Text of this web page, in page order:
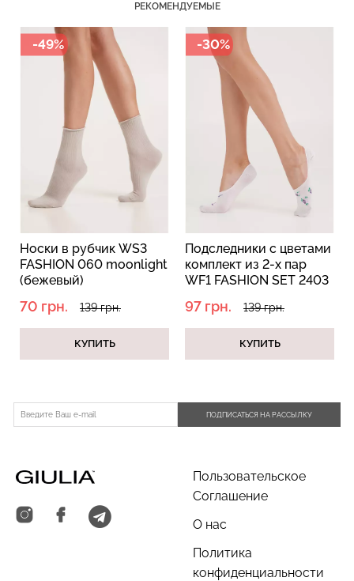
РЕКОМЕНДУЕМЫЕ
-49%
Носки в рубчик WS3
FASHION 060 moonlight
(бежевый)
70 грн. 139 грн.
КУПИТЬ
-30%
Подследники с цветами
комплект из 2-х пар
WF1 FASHION SET 2403
97 грн. 139 грн.
КУПИТЬ
ПОДПИСАТЬСЯ НА РАССЫЛКУ
Пользовательское
Соглашение
О нас
Политика
конфиденциальности
Топ на бретелях в рубчик
CAMI TOP RIB black
(черный) Giulia
499 грн.
Топ на бретелях в рубчик
CAMI TOP RIB white
(белый) Giulia
299 грн.
499 грн.
Велосипедки с пуш-ап
эффектом бесшовные
454 грн.649 грн.
Бесшовные трусы
хипстеры HIPSTER BRIEFS
230 грн.329 грн.